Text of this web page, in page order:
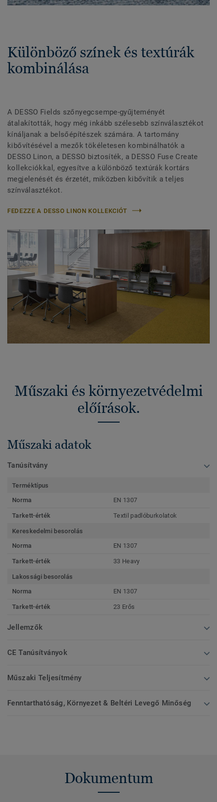
Különböző színek és textúrák
kombinálása
A DESSO Fields szőnyegcsempe-gyűjteményét
átalakították, hogy még inkább szélesebb színválasztékot
kínáljanak a belsőépítészek számára. A tartomány
kibővítésével a mezők tökéletesen kombinálhatók a
DESSO Linon, a DESSO biztosíték, a DESSO Fuse Create
kollekciókkal, egyesítve a különböző textúrák kortárs
megjelenését és érzetét, miközben kibővítik a teljes
színválasztékot.
FEDEZZE A DESSO LINON KOLLEKCIÓT
Műszaki és környezetvédelmi
előírások.
Műszaki adatok
Tanúsítvány
Terméktípus
Norma
EN 1307
Tarkett-érték Textil padlóburkolatok
Kereskedelmi besorolás
Norma
EN 1307
Tarkett-érték 33 Heavy
Lakossági besorolás
Norma
EN 1307
Tarkett-érték 23 Erős
Jellemzők
CE Tanúsítványok
Műszaki Teljesítmény
Fenntarthatóság, Környezet & Beltéri Levegő Minőség
Dokumentum